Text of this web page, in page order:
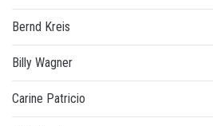
Bernd Kreis
Billy Wagner
Carine Patricio